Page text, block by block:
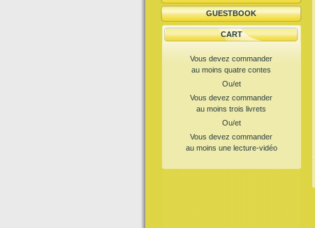
GUESTBOOK
CART
Vous devez commander
au moins quatre contes
Ou/et
Vous devez commander
au moins trois livrets
Ou/et
Vous devez commander
au moins une lecture-vidéo